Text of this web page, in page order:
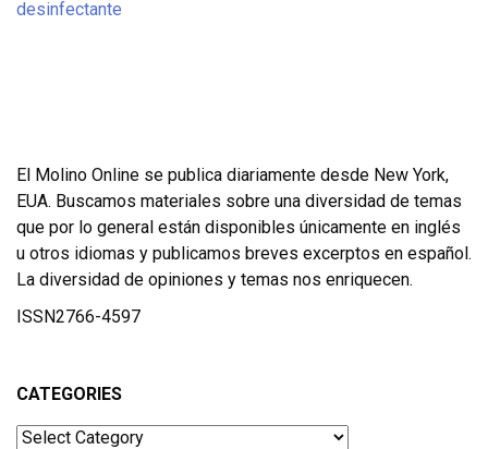
El Molino Online se publica diariamente desde New York,
EUA. Buscamos materiales sobre una diversidad de temas
que por lo general están disponibles únicamente en inglés
u otros idiomas y publicamos breves excerptos en español.
La diversidad de opiniones y temas nos enriquecen.
ISSN2766-4597
CATEGORIES
Categories